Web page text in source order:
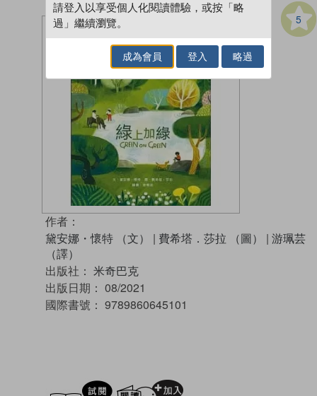
5
作者：
黛安娜・懷特 （文）
| 費希塔．莎拉 （圖） | 游珮芸
（譯）
出版社： 米奇巴克
出版日期： 08/2021
國際書號： 9789860645101
試閲
請登入以享受個人化閱讀體驗，或按「略
過」繼續瀏覽。
成為會員 登入 略過